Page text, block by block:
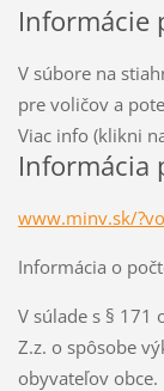
Informácie
V súbore na
pre voličov a
Viac info (klikni
Informácia
www.minv.sk/
Informácia o
V súlade s § 171
Z.z. o spôsobe
obyvateľov obce.